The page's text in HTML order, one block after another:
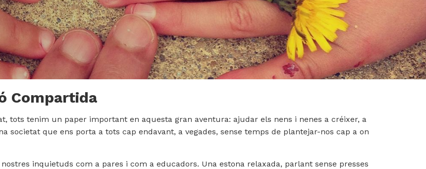
Compartida
tots tenim un paper important en aquesta gran aventura: ajudar els nens i nenes a créixer, a
societat que ens porta a tots cap endavant, a vegades, sense temps de plantejar-nos cap a on
inquietuds com a pares i com a educadors. Una estona relaxada, parlant sense presses
He
i